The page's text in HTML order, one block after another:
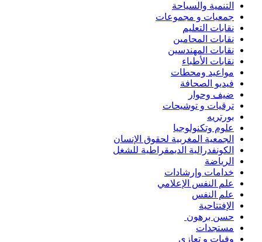
التنمية والسياحة
جمعيات و مجموعات
نقابات التعليم
نقابات المحامين
نقابات المهندسين
نقابات الأطباء
مواعيد ومحطات
فيديو الصحافة
ضيف وحوار
ترقيات و توشيحات
بورتريه
علوم وتكنولوجيا
الجمعية المغربية لحقوق الإنسان
الكونفدرالية الديمقراطية للشغل
الرياضة
خدامات وإرشادات
علم النفس الإعلامي
علم النفس
الإفتتاحية
حسن برهون
مستجدات
وفيات و تعازي